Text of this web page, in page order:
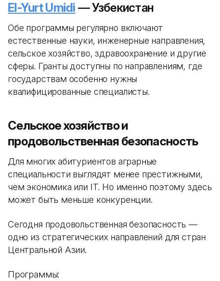
El-Yurt Umidi — Узбекистан
Обе программы регулярно включают
естественные науки, инженерные направления,
сельское хозяйство, здравоохранение и другие
сферы. Гранты доступны по направлениям, где
государствам особенно нужны
квалифицированные специалисты.
Сельское хозяйство и
продовольственная безопасность
Для многих абитуриентов аграрные
специальности выглядят менее престижными,
чем экономика или IT. Но именно поэтому здесь
может быть меньше конкуренции.
Сегодня продовольственная безопасность —
одно из стратегических направлений для стран
Центральной Азии.
Программы: